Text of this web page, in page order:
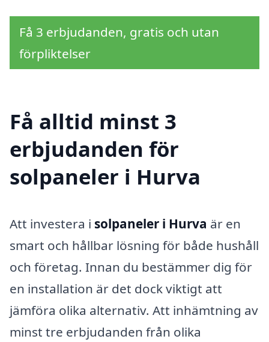
Få 3 erbjudanden, gratis och utan
förpliktelser
Få alltid minst 3
erbjudanden för
solpaneler i Hurva
Att investera i solpaneler i Hurva är en
smart och hållbar lösning för både hushåll
och företag. Innan du bestämmer dig för
en installation är det dock viktigt att
jämföra olika alternativ. Att inhämtning av
minst tre erbjudanden från olika